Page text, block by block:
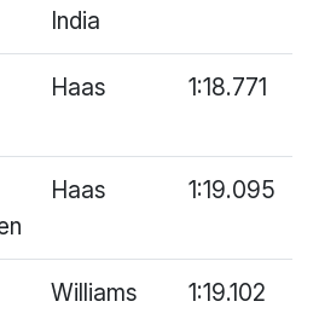
India
Haas 1:18.771
Haas 1:19.095
Williams 1:19.102